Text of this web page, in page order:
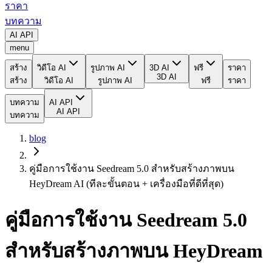
ราคา
บทความ
AI API
menu
สร้าง
สร้าง
วิดีโอ AI
วิดีโอ AI
รูปภาพ AI
รูปภาพ AI
3D AI
3D AI
ฟรี
ฟรี
ราคา
ราคา
บทความ
บทความ
AI API
AI API
blog
คู่มือการใช้งาน Seedream 5.0 สำหรับสร้างภาพบน
HeyDream AI (ทีละขั้นตอน + เครื่องมือที่ดีที่สุด)
คู่มือการใช้งาน Seedream 5.0
สำหรับสร้างภาพบน HeyDream